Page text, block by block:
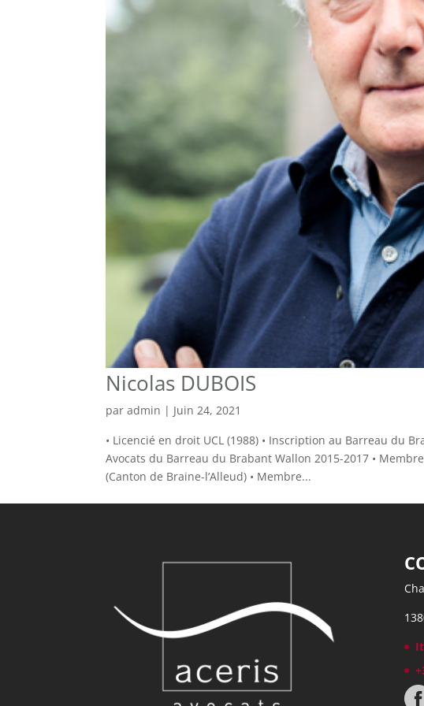
Nicolas DUBOIS
paradmin | Juin 24, 2021
• Licencié en droit UCL (1988) • Inscription au Barreau du
Avocats du Barreau du Brabant Wallon 2015-2017 •
(Canton de Braine-l’Alleud) • Membre...